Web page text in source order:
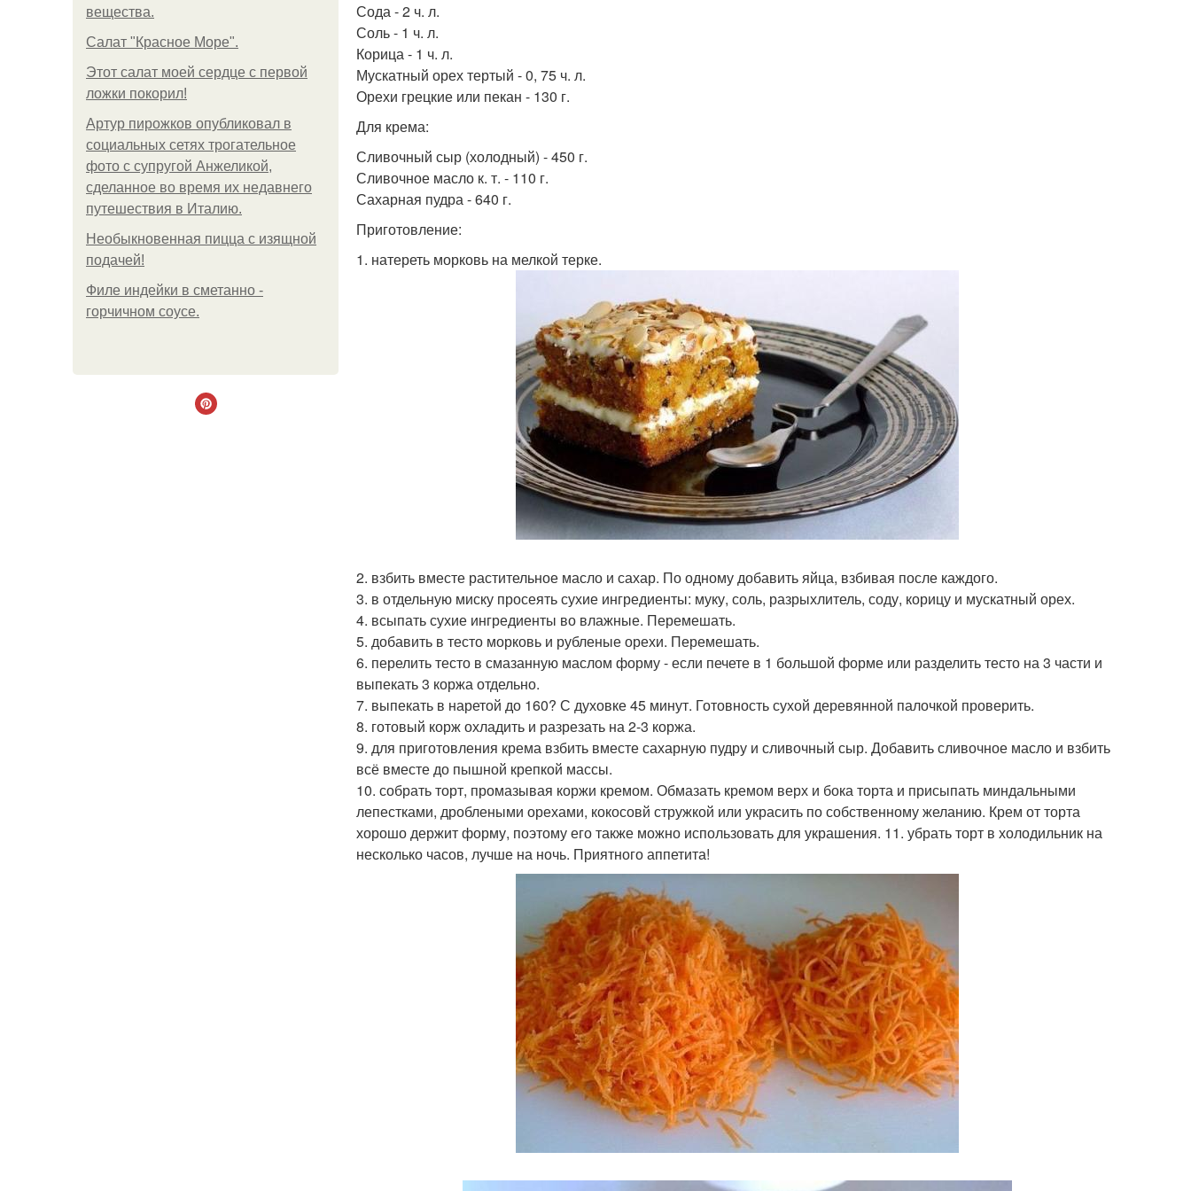
вещества.
Салат "Красное Море".
Этот салат моей сердце с первой
ложки покорил!
Артур пирожков опубликовал в
социальных сетях трогательное
фото с супругой Анжеликой,
сделанное во время их недавнего
путешествия в Италию.
Необыкновенная пицца с изящной
подачей!
Филе индейки в сметанно -
горчичном соусе.
Сода - 2 ч. л.
Соль - 1 ч. л.
Корица - 1 ч. л.
Мускатный орех тертый - 0, 75 ч. л.
Орехи грецкие или пекан - 130 г.
Для крема:
Сливочный сыр (холодный) - 450 г.
Сливочное масло к. т. - 110 г.
Сахарная пудра - 640 г.
Приготовление:
1. натереть морковь на мелкой терке.
2. взбить вместе растительное масло и сахар. По одному добавить яйца, взбивая после каждого.
3. в отдельную миску просеять сухие ингредиенты: муку, соль, разрыхлитель, соду, корицу и мускатный орех.
4. всыпать сухие ингредиенты во влажные. Перемешать.
5. добавить в тесто морковь и рубленые орехи. Перемешать.
6. перелить тесто в смазанную маслом форму - если печете в 1 большой форме или разделить тесто на 3 части и
выпекать 3 коржа отдельно.
7. выпекать в наретой до 160? С духовке 45 минут. Готовность сухой деревянной палочкой проверить.
8. готовый корж охладить и разрезать на 2-3 коржа.
9. для приготовления крема взбить вместе сахарную пудру и сливочный сыр. Добавить сливочное масло и взбить
всё вместе до пышной крепкой массы.
10. собрать торт, промазывая коржи кремом. Обмазать кремом верх и бока торта и присыпать миндальными
лепестками, дроблеными орехами, кокосовй стружкой или украсить по собственному желанию. Крем от торта
хорошо держит форму, поэтому его также можно использовать для украшения. 11. убрать торт в холодильник на
несколько часов, лучше на ночь. Приятного аппетита!